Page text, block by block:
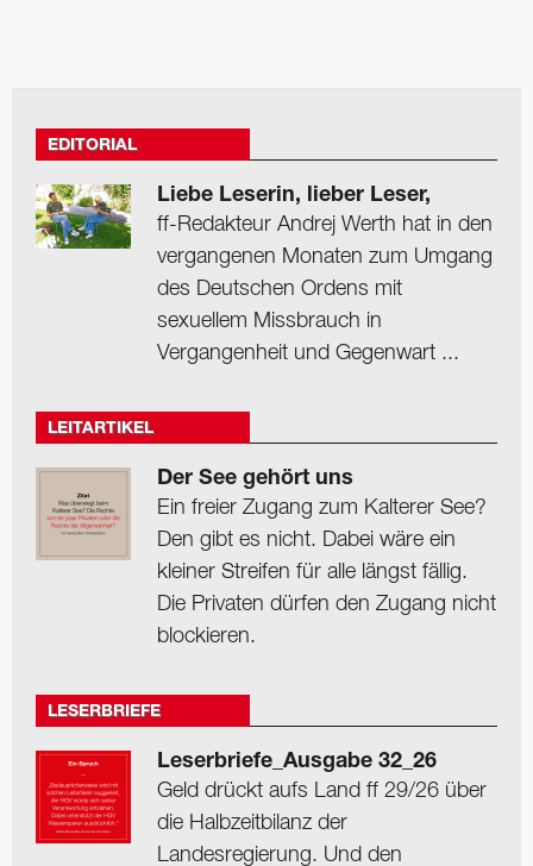
EDITORIAL
Liebe Leserin, lieber Leser,
ff-Redakteur Andrej Werth hat in den
vergangenen Monaten zum Umgang
des Deutschen Ordens mit
sexuellem Missbrauch in
Vergangenheit und Gegenwart ...
LEITARTIKEL
Der See gehört uns
Ein freier Zugang zum Kalterer See?
Den gibt es nicht. Dabei wäre ein
kleiner Streifen für alle längst fällig.
Die Privaten dürfen den Zugang nicht
blockieren.
LESERBRIEFE
Leserbriefe_Ausgabe 32_26
Geld drückt aufs Land ff 29/26 über
die Halbzeitbilanz der
Landesregierung. Und den